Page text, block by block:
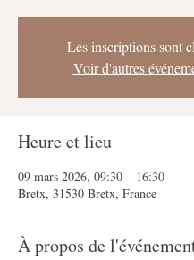
Les inscriptions sont
Voir d'autres
Heure et lieu
09 mars 2026, 09:30 – 16:30
Bretx, 31530 Bretx, France
À propos de